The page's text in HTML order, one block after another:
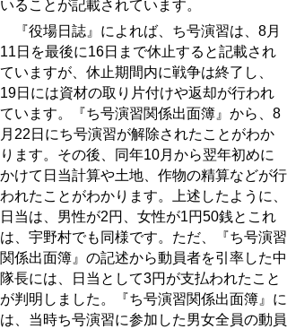
いることが記載されています。
『役場日誌』によれば、ち号演習は、8月
11日を最後に16日まで休止すると記載され
ていますが、休止期間内に戦争は終了し、
19日には資材の取り片付けや返却が行われ
ています。『ち号演習関係出面簿』から、8
月22日にち号演習が解除されたことがわか
ります。その後、同年10月から翌年初めに
かけて日当計算や土地、作物の精算などが行
われたことがわかります。上述したように、
日当は、男性が2円、女性が1円50銭とこれ
は、宇野村でも同様です。ただ、『ち号演習
関係出面簿』の記述から動員者を引率した中
隊長には、日当として3円が支払われたこと
が判明しました。『ち号演習関係出面簿』に
は、当時ち号演習に参加した男女全員の動員